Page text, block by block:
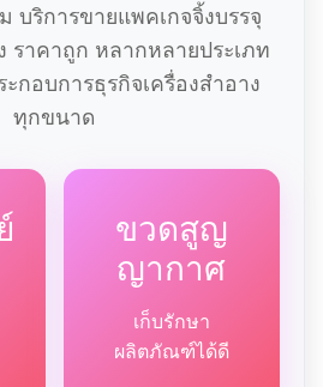
บริการขายแพคเกจจิ้งบรรจุ
ราคาถูก หลากหลายประเภท
กอบการธุรกิจเครื่องสำอาง
ทุกขนาด
ขวดสูญ
ญากาศ
เก็บรักษา
ผลิตภัณฑ์ได้ดี